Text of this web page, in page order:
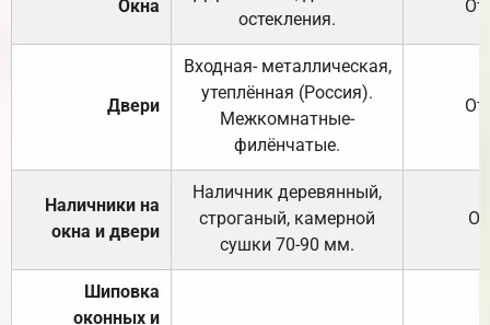
Окна
остекления.
Двери
Входная- металлическая,
утеплённая (Россия).
Межкомнатные-
филёнчатые.
Наличники на
окна и двери
Наличник деревянный,
строганый, камерной
сушки 70-90 мм.
Шиповка
оконных и